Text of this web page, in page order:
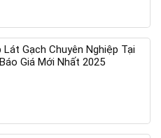
Lát Gạch Chuyên Nghiệp Tại
Giá Mới Nhất 2025